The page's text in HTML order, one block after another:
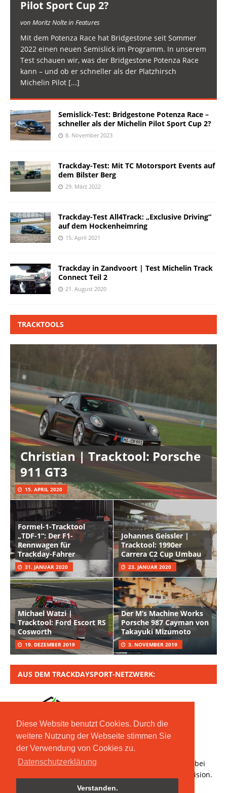
Diese Website benutzt Cookies. Durch die
weitere Nutzung der Webseite stimmen Sie
der Verwendung von Cookies zu.
Datenschutzerklärung
Verstanden.
Pilot Sport Cup 2?
von Moritz Nolte in Features
Mit dem Potenza Race hat Bridgestone seit Sommer
2022 einen neuen Semislick im Programm. In unserem
Test schauen wir, was der Bridgestone Potenza Race
kann – und ob er schneller als der Platzhirsch
Michelin Pilot [...]
Semislick-Test: Bridgestone Potenza Race –
schneller als der Michelin Pilot Sport Cup 2?
8. November 2023
Trackday-Test: Mit TC Motorsport Events auf
dem Bilster Berg
29. März 2022
Trackday-Test All4Track: „Exclusive Driving“
auf dem Hockenheimring
15. April 2021
Trackday in Zandvoort | Test Michelin Track
Connect Teil 2
21. August 2020
TRACKTOOLS
Christian | Tracktool: Porsche
911 GT3
15. APRIL 2020
Formel-1-Tracktool
„TDF-1“: Der F1-
Rennwagen für
Trackday-Fahrer
31. JANUAR 2020
Johannes Geissler |
Tracktool: 1990er
Carrera C2 Cup Umbau
23. JANUAR 2020
Michael Watzi |
Tracktool: Ford Escort RS
Cosworth
19. DEZEMBER 2019
Der M’s Machine Works
Porsche 987 Cayman von
Takayuki Mizumoto
3. NOVEMBER 2019
AUS DEM TRACKDAYSPORT-NETZWERK:
Copyright © 2020 Moritz Nolte GmbH | Mit *
gekennzeichnete Links sind Affiliate-Links. Bestellt ihr bei
den verlinkten Händlern, erhalten wir eine kleine Provision.